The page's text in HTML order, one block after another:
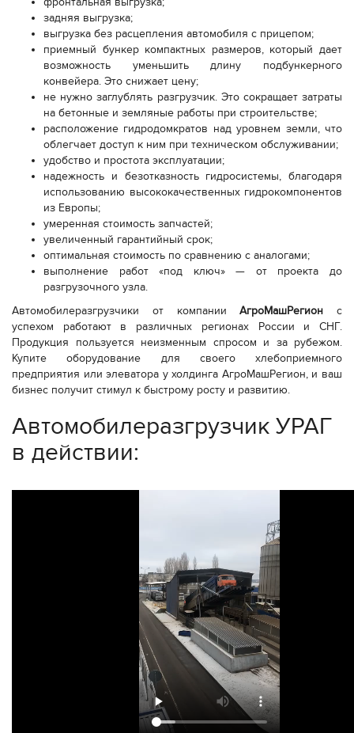
задняя выгрузка;
выгрузка без расцепления автомобиля с прицепом;
приемный бункер компактных размеров, который дает
возможность уменьшить длину подбункерного
конвейера. Это снижает цену;
не нужно заглублять разгрузчик. Это сокращает затраты
на бетонные и земляные работы при строительстве;
расположение гидродомкратов над уровнем земли, что
облегчает доступ к ним при техническом обслуживании;
удобство и простота эксплуатации;
надежность и безотказность гидросистемы, благодаря
использованию высококачественных гидрокомпонентов
из Европы;
умеренная стоимость запчастей;
увеличенный гарантийный срок;
оптимальная стоимость по сравнению с аналогами;
выполнение работ «под ключ» — от проекта до
разгрузочного узла.
Автомобилеразгрузчики от компанииАгроМашРегион с
успехом работают в различных регионах России и СНГ.
Продукция пользуется неизменным спросом и за рубежом.
Купите оборудование для своего хлебоприемного
предприятия или элеватора у холдинга АгроМашРегион, и ваш
бизнес получит стимул к быстрому росту и развитию.
Автомобилеразгрузчик УРАГ
в действии: